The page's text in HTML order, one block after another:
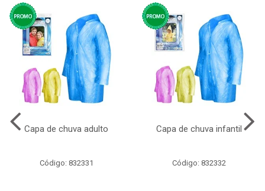
Capa de chuva adulto
Código: 832331
Capa de chuva infantil
Código: 832332